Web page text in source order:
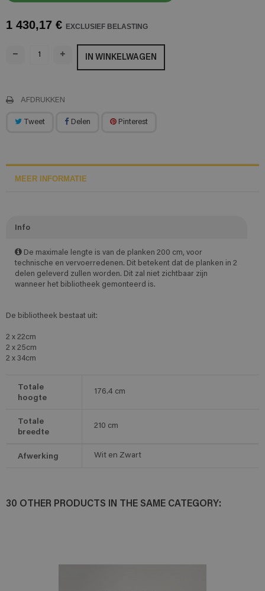
1 430,17 € EXCLUSIEF BELASTING
IN WINKELWAGEN
AFDRUKKEN
Tweet Delen Pinterest
MEER INFORMATIE
Info
De maximale lengte is van de planken 200 cm, voor
technische en vervoerredenen. Dit betekent dat de planken in 2
delen geleverd zullen worden. Dit zal niet zichtbaar zijn
wanneer het bibliotheek gemonteerd is.
De bibliotheek bestaat uit:
2 x 22cm
2 x 25cm
2 x 34cm
Totale
hoogte
176.4 cm
Totale
breedte
210 cm
Afwerking Wit en Zwart
30 OTHER PRODUCTS IN THE SAME CATEGORY: